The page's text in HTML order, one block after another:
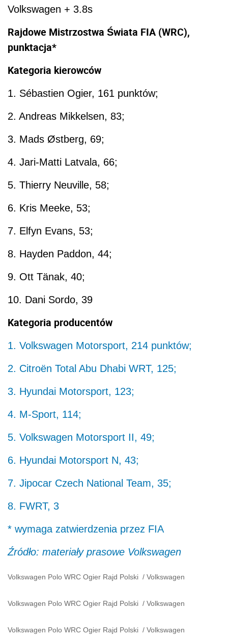
Volkswagen + 3.8s
Rajdowe Mistrzostwa Świata FIA (WRC),
punktacja*
Kategoria kierowców
1. Sébastien Ogier, 161 punktów;
2. Andreas Mikkelsen, 83;
3. Mads Østberg, 69;
4. Jari-Matti Latvala, 66;
5. Thierry Neuville, 58;
6. Kris Meeke, 53;
7. Elfyn Evans, 53;
8. Hayden Paddon, 44;
9. Ott Tänak, 40;
10. Dani Sordo, 39
Kategoria producentów
1. Volkswagen Motorsport, 214 punktów;
2. Citroën Total Abu Dhabi WRT, 125;
3. Hyundai Motorsport, 123;
4. M-Sport, 114;
5. Volkswagen Motorsport II, 49;
6. Hyundai Motorsport N, 43;
7. Jipocar Czech National Team, 35;
8. FWRT, 3
* wymaga zatwierdzenia przez FIA
Źródło: materiały prasowe Volkswagen
Volkswagen Polo WRC Ogier Rajd Polski / Volkswagen
Volkswagen Polo WRC Ogier Rajd Polski / Volkswagen
Volkswagen Polo WRC Ogier Rajd Polski / Volkswagen